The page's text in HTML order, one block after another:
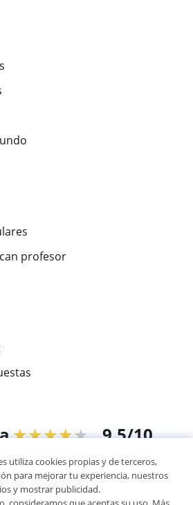
profesor
★★★★★ 9,5/10
opiniones de alumnos
utiliza cookies propias y de terceros,
para mejorar tu experiencia, nuestros
y mostrar publicidad.